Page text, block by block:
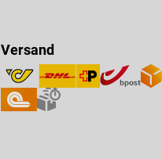
Versand